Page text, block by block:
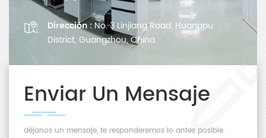
Dirección : No. 3 Linjiang Road, Huangpu
District, Guangzhou, China
Enviar Un Mensaje
déjanos un mensaje, te responderemos lo antes posible.